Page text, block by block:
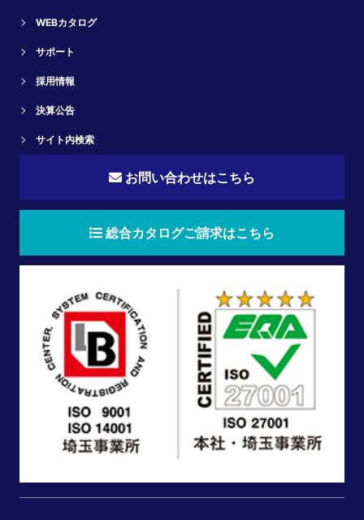
WEBカタログ
サポート
採用情報
決算公告
サイト内検索
お問い合わせはこちら
総合カタログご請求はこちら